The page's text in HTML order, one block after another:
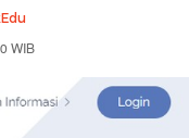
WIB